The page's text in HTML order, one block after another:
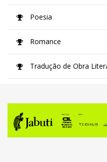
Poesia
Romance
Tradução de Obra